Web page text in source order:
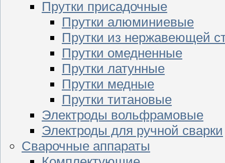
Прутки присадочные
Прутки алюминиевые
Прутки из нержавеющей
Прутки омедненные
Прутки латунные
Прутки медные
Прутки титановые
Электроды вольфрамовые
Электроды для ручной сварки
Сварочные аппараты